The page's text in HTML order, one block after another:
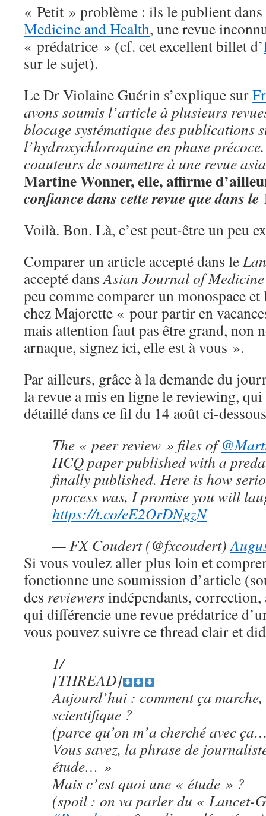
« Petit » problème : ils le publient dans
Medicine and Health, une revue
« prédatrice » (cf. cet excellent billet d’
sur le sujet).
Le Dr Violaine Guérin s’explique sur
avons soumis l’article à plusieurs
blocage systématique des publications
l’hydroxychloroquine en phase
coauteurs de soumettre à une revue
Martine Wonner, elle, affirme
confiance dans cette revue que dans le
Voilà. Bon. Là, c’est peut-être un peu
Comparer un article accepté dans le
accepté dansAsian Journal of
peu comme comparer un monospace
chez Majorette « pour partir en
mais attention faut pas être grand, non
arnaque, signez ici, elle est à vous ».
Par ailleurs, grâce à la demande du
la revue a mis en ligne le reviewing, qui
détaillé dans ce fil du 14 août ci-
The « peer review » files of
HCQ paper published with a
finally published. Here is how
process was, I promise you will
https://t.co/eE2OrDNgzN
— FX Coudert (@fxcoudert)
Si vous voulez aller plus loin et
fonctionne une soumission d’article
des reviewersindépendants, correction,
qui différencie une revue prédatrice
vous pouvez suivre ce thread clair et
1/
[THREAD]
Aujourd’hui : comment ça
scientifique ?
(parce qu’on m’a cherché avec
Vous savez, la phrase de
étude… »
Mais c’est quoi une « étude » ?
(spoil : on va parler du « Lancet-